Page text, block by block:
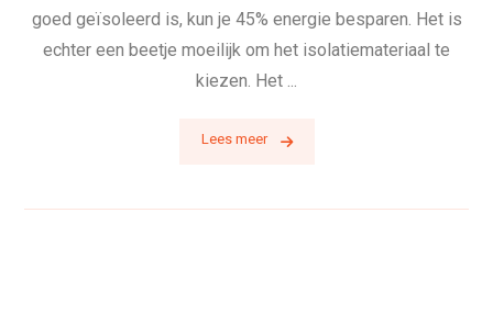
goed geïsoleerd is, kun je 45% energie besparen. Het is
echter een beetje moeilijk om het isolatiemateriaal te
kiezen. Het ...
Lees meer